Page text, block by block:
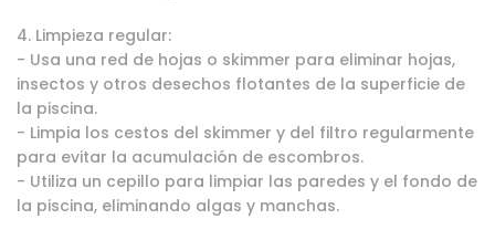
4. Limpieza regular:
- Usa una red de hojas o skimmer para eliminar hojas,
insectos y otros desechos flotantes de la superficie de
la piscina.
- Limpia los cestos del skimmer y del filtro regularmente
para evitar la acumulación de escombros.
- Utiliza un cepillo para limpiar las paredes y el fondo de
la piscina, eliminando algas y manchas.